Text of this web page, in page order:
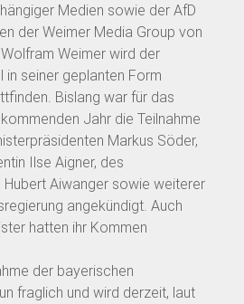
Medien sowie der AfD
der Weimer Media Group von
Weimer wird der
in seiner geplanten Form
Bislang war für das
Jahr die Teilnahme
Markus Söder,
Ilse Aigner, des
Aiwanger sowie weiterer
angekündigt. Auch
hatten ihr Kommen
der bayerischen
fraglich und wird derzeit, laut